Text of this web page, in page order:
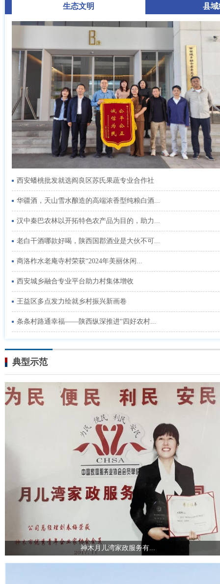
生态文明 县
西安蟠桃批发就选阎良区苏氏果蔬专业合作社
华疆酒，天山雪水酿造的高端浓香型纯粮白酒...
汉中秦巴农林以开拓特色农产品为目的，助力...
老白干酒哪款好喝，陕西国郡酒业是大伙不可...
商洛柞水老庵寺村荣获“2024年美丽休闲...
西安城乡融合专业平台助力村集体增收
王益区多点发力绘就乡村振兴新画卷
条条村路通幸福——陕西纵深推进“四好农村...
典型示范
神木月儿湾家政服务有...